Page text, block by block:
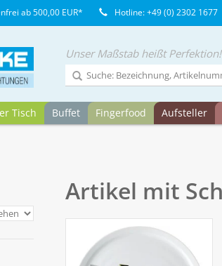
ab 500,00 EUR* Hotline: +49 (0) 2302 1677
Unser Maßstab heißt Perfektion!
Tisch Buffet Fingerfood Aufsteller
Artikel mit